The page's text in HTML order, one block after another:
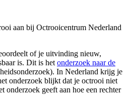
aan bij Octrooicentrum Nederland
of je uitvinding nieuw,
is. Dit is hetonderzoek naar de
In Nederland krijg je
onderzoek blijkt dat je octrooi niet
onderzoek geeft aan hoe een rechter